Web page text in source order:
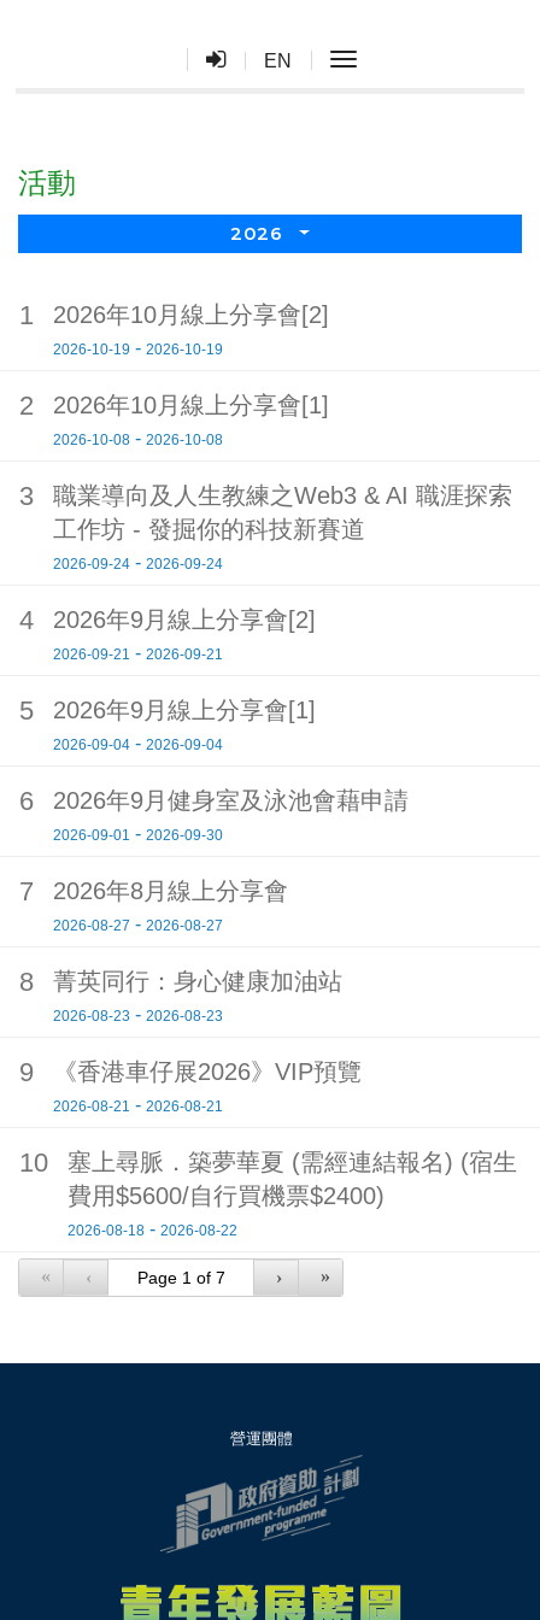
EN toggle navigation
活動
« ‹ › »
2026
1 2026年10月線上分享會[2]
2026-10-19 - 2026-10-19
2 2026年10月線上分享會[1]
2026-10-08 - 2026-10-08
3
職業導向及人生教練之Web3 & AI 職涯探索
工作坊 - 發掘你的科技新賽道
2026-09-24 - 2026-09-24
4 2026年9月線上分享會[2]
2026-09-21 - 2026-09-21
5 2026年9月線上分享會[1]
2026-09-04 - 2026-09-04
6 2026年9月健身室及泳池會藉申請
2026-09-01 - 2026-09-30
7 2026年8月線上分享會
2026-08-27 - 2026-08-27
8 菁英同行：身心健康加油站
2026-08-23 - 2026-08-23
9 《香港車仔展2026》VIP預覽
2026-08-21 - 2026-08-21
10
塞上尋脈．築夢華夏 (需經連結報名) (宿生
費用$5600/自行買機票$2400)
2026-08-18 - 2026-08-22
營運團體